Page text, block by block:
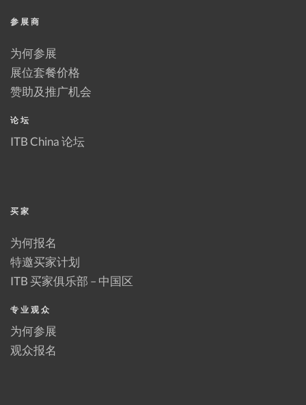
参展商
为何参展
展位套餐价格
赞助及推广机会
论坛
ITB China 论坛
买家
为何报名
特邀买家计划
ITB 买家俱乐部 – 中国区
专业观众
为何参展
观众报名